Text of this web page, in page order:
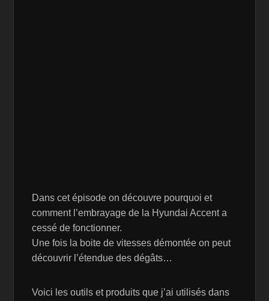
Dans cet épisode on découvre pourquoi et
comment l’embrayage de la Hyundai Accent a
cessé de fonctionner.
Une fois la boite de vitesses démontée on peut
découvrir l’étendue des dégâts…
Voici les outils et produits que j’ai utilisés dans